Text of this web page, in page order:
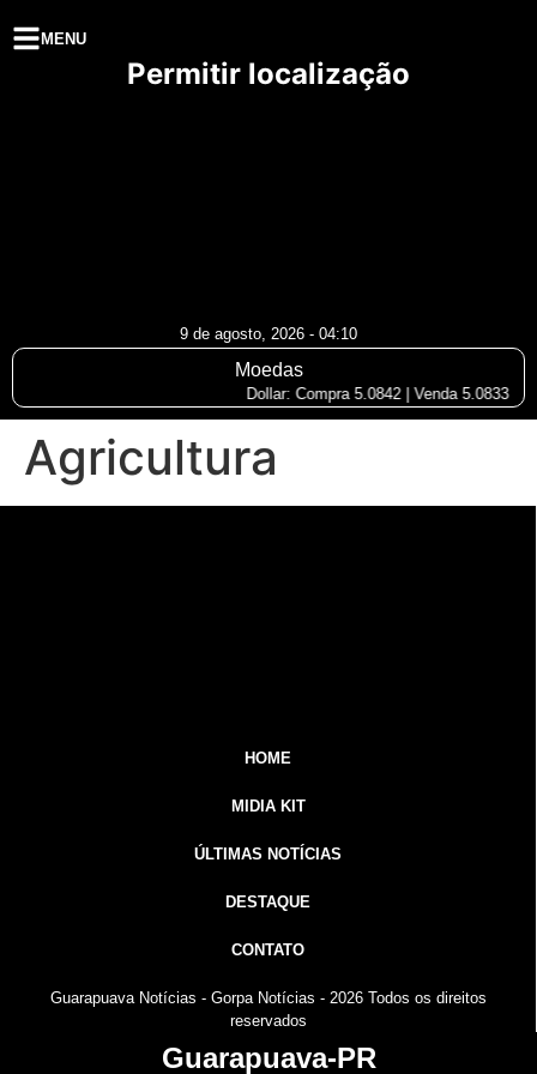
MENU
Permitir localização
9 de agosto, 2026 - 04:10
Moedas
Dollar: Compra 5.0842 | Venda 5.0833
Agricultura
HOME
MIDIA KIT
ÚLTIMAS NOTÍCIAS
DESTAQUE
CONTATO
Guarapuava Notícias - Gorpa Notícias - 2026 Todos os direitos
reservados
Guarapuava-PR